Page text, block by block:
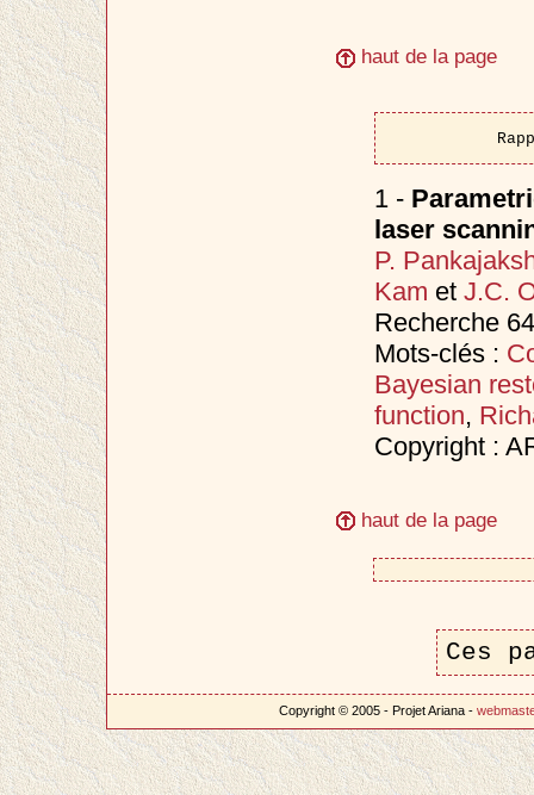
haut de la page
1 -
laser
P.
Kam et J.C.
Recherche
Mots-clés :
Bayesian
function,
Copyright :
haut de la page
Ces
Copyright © 2005 - Projet Ariana -